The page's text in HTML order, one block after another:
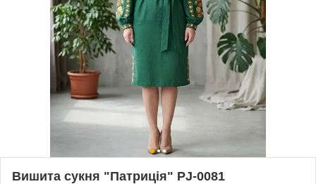
Вишита сукня "Патриція" PJ-0081